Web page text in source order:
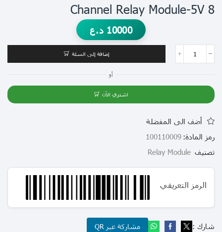
8 Channel Relay Module-5V
10000 د.ع
إضافة إلى السلة
أو
اشتري الآن
أضف الى المفضلة
رمز المادة: 100110009
تصنيف Relay Module
الرمز التعريفي
شارك : مشاركة عبر QR